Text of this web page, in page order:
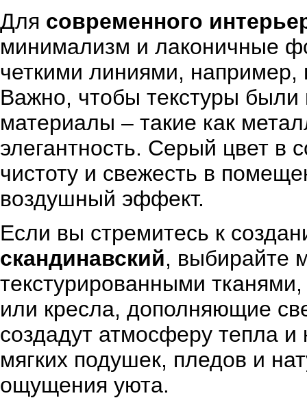
Для современного
минимализм и лаконичные
четкими линиями,
Важно, чтобы текстуры
материалы – такие как
элегантность. Серый цвет в
чистоту и свежесть в
воздушный эффект.
Если вы стремитесь к
скандинавский, выбирайте
текстурированными
или кресла, дополняющие
создадут атмосферу тепла
мягких подушек, пледов и
ощущения уюта.